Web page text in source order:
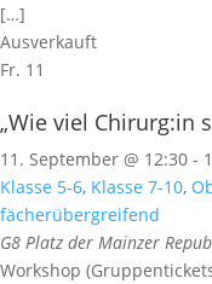
[…]
Ausverkauft
Fr. 11
„Wie viel Chirurg:in
11. September @ 12:30 -
Klasse 5-6, Klasse 7-10,
fächerübergreifend
G8 Platz der Mainzer
Workshop